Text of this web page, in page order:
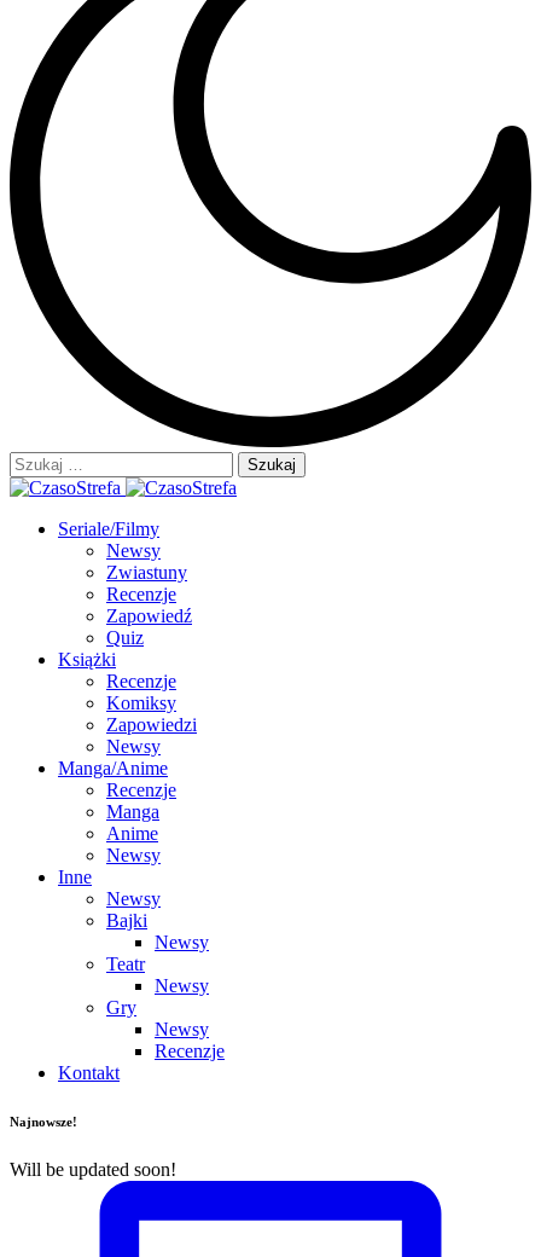
Szukaj:
Seriale/Filmy
Newsy
Zwiastuny
Recenzje
Zapowiedź
Quiz
Książki
Recenzje
Komiksy
Zapowiedzi
Newsy
Manga/Anime
Recenzje
Manga
Anime
Newsy
Inne
Newsy
Bajki
Newsy
Teatr
Newsy
Gry
Newsy
Recenzje
Kontakt
Najnowsze!
Will be updated soon!